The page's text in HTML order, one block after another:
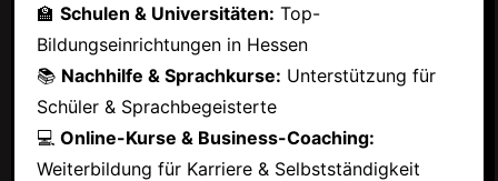
🏫 Schulen & Universitäten: Top-
Bildungseinrichtungen in Hessen
📚 Nachhilfe & Sprachkurse: Unterstützung für
Schüler & Sprachbegeisterte
💻 Online-Kurse & Business-Coaching:
Weiterbildung für Karriere & Selbstständigkeit